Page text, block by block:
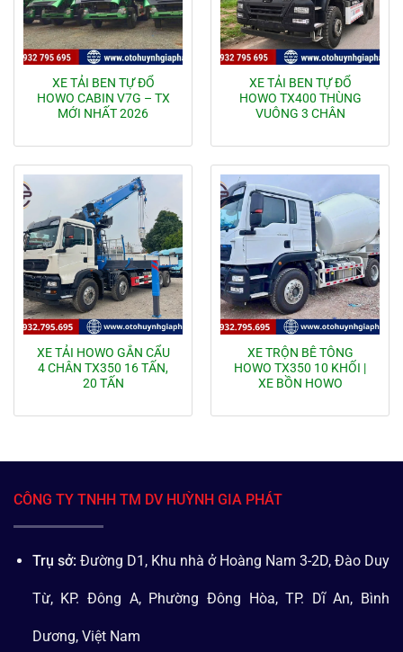
XE TẢI BEN TỰ ĐỔ
HOWO CABIN V7G – TX
MỚI NHẤT 2026
XE TẢI BEN TỰ ĐỔ
HOWO TX400 THÙNG
VUÔNG 3 CHÂN
XE TẢI HOWO GẮN CẨU
4 CHÂN TX350 16 TẤN,
20 TẤN
XE TRỘN BÊ TÔNG
HOWO TX350 10 KHỐI |
XE BỒN HOWO
CÔNG TY TNHH TM DV HUỲNH GIA PHÁT
Trụ sở: Đường D1, Khu nhà ở Hoàng Nam 3-2D, Đào Duy
Từ, KP. Đông A, Phường Đông Hòa, TP. Dĩ An, Bình
Dương, Việt Nam